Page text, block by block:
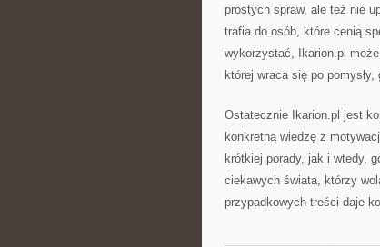
prostych spraw, ale też nie
trafia do osób, które cenią
wykorzystać, Ikarion.pl
której wraca się po
Ostatecznie Ikarion.pl jest
konkretną wiedzę z
krótkiej porady, jak i wtedy,
ciekawych świata, którzy
przypadkowych treści daje